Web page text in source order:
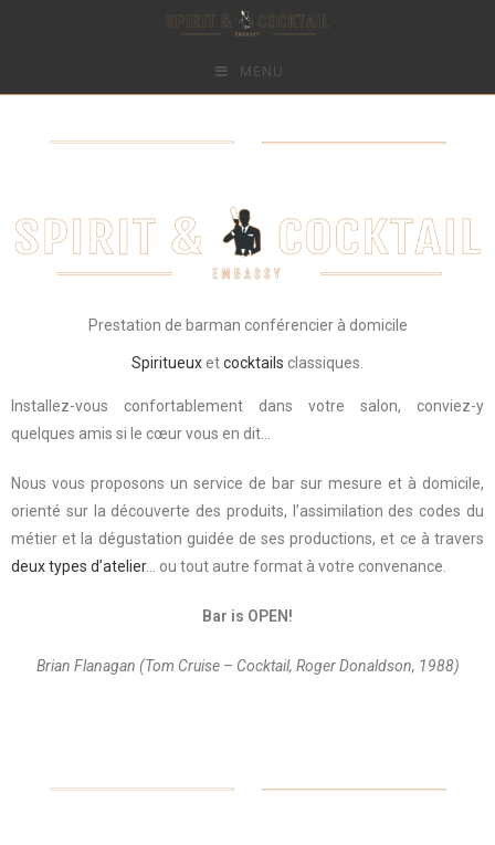
MENU
Prestation de barman conférencier à domicile
Spiritueuxetcocktails classiques.
Installez-vous confortablement dans votre salon, conviez-y
quelques amis si le cœur vous en dit…
Nous vous proposons un service de bar sur mesure et à domicile,
orienté sur la découverte des produits, l’assimilation des codes du
métier et la dégustation guidée de ses productions, et ce à travers
deux types d’atelier… ou tout autre format à votre convenance.
Bar is OPEN!
Brian Flanagan (Tom Cruise – Cocktail, Roger Donaldson, 1988)